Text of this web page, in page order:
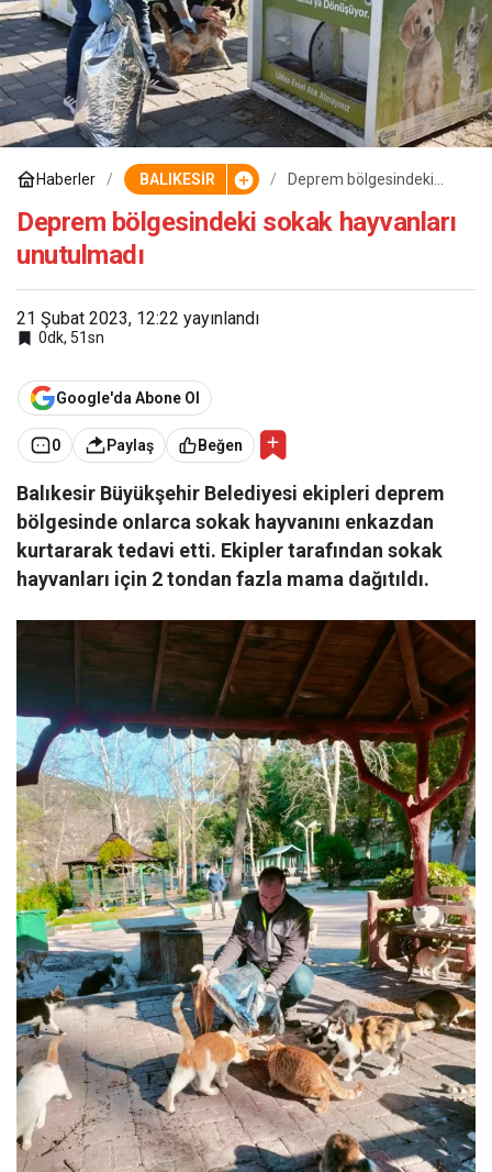
Haberler BALIKESİR
Deprem bölgesindeki
unutulmadı
Deprem bölgesindeki sokak hayvanları
unutulmadı
21 Şubat 2023, 12:22 yayınlandı
0dk, 51sn
Google'da Abone Ol
0 Paylaş Beğen
Balıkesir Büyükşehir Belediyesi ekipleri deprem
bölgesinde onlarca sokak hayvanını enkazdan
kurtararak tedavi etti. Ekipler tarafından sokak
hayvanları için 2 tondan fazla mama dağıtıldı.